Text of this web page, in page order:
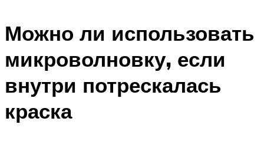
Можно ли использовать
микроволновку, если
внутри потрескалась
краска